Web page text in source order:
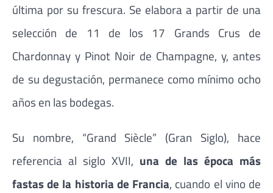
última por su frescura. Se elabora a partir de una
selección de 11 de los 17 Grands Crus de
Chardonnay y Pinot Noir de Champagne, y, antes
de su degustación, permanece como mínimo ocho
años en las bodegas.
Su nombre, “Grand Siècle” (Gran Siglo), hace
referencia al siglo XVII, una de las época más
fastas de la historia de Francia, cuando el vino de